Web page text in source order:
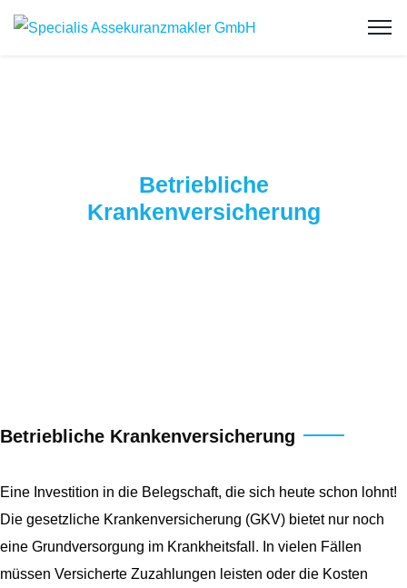
Betriebliche
Krankenversicherung
Betriebliche Krankenversicherung
Eine Investition in die Belegschaft, die sich heute schon lohnt!
Die gesetzliche Krankenversicherung (GKV) bietet nur noch
eine Grundversorgung im Krankheitsfall. In vielen Fällen
müssen Versicherte Zuzahlungen leisten oder die Kosten